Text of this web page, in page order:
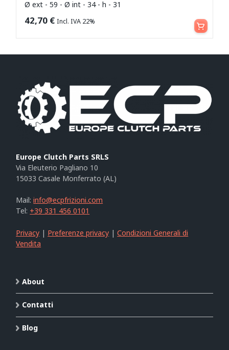
Ø ext - 59 - Ø int - 34 - h - 31
42,70 € Incl. IVA 22% Aggiungi al carrello
Europe Clutch Parts SRLS
Via Eleuterio Pagliano 10
15033 Casale Monferrato (AL)
Mail:info@ecpfrizioni.com
Tel: +39 331 456 0101
Privacy | Preferenze privacy |Condizioni Generali di
Vendita
About
Contatti
Blog